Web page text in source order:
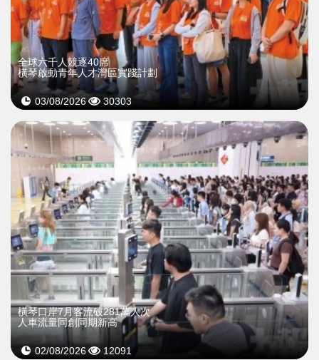
全球六千人競逐40席
橫琴啟動青年人才灣區實踐計劃
03/08/2026 30303
橫琴口岸7月客流破281萬人次
人車流量同創同期新高
02/08/2026 12091